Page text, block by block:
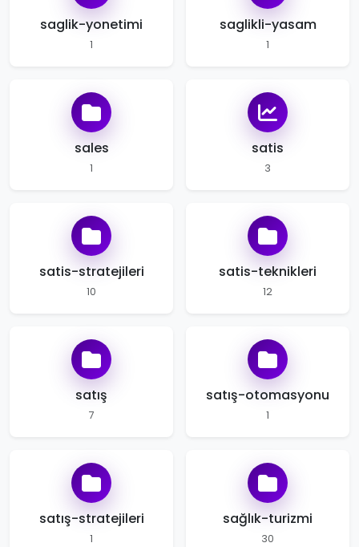
saglik-yonetimi
1
saglikli-yasam
1
sales
1
satis
3
satis-stratejileri
10
satis-teknikleri
12
satış
7
satış-otomasyonu
1
satış-stratejileri
1
sağlık-turizmi
30